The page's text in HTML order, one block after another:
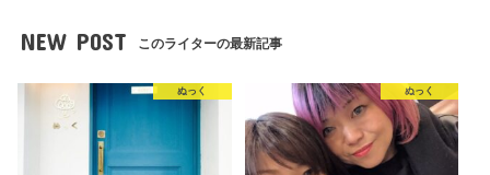
NEW POST このライターの最新記事
ぬっく ぬっく